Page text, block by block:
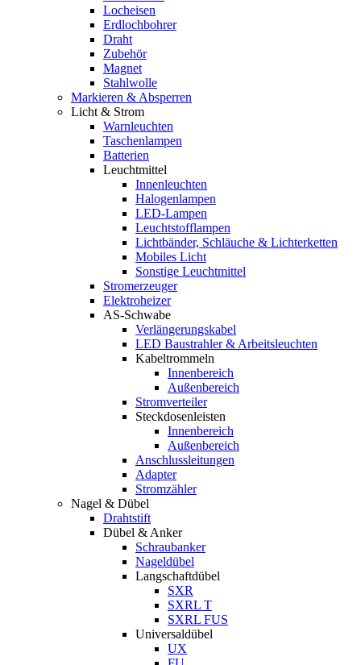
Locheisen
Erdlochbohrer
Draht
Zubehör
Magnet
Stahlwolle
Markieren & Absperren
Licht & Strom
Warnleuchten
Taschenlampen
Batterien
Leuchtmittel
Innenleuchten
Halogenlampen
LED-Lampen
Leuchtstofflampen
Lichtbänder, Schläuche & Lichterketten
Mobiles Licht
Sonstige Leuchtmittel
Stromerzeuger
Elektroheizer
AS-Schwabe
Verlängerungskabel
LED Baustrahler & Arbeitsleuchten
Kabeltrommeln
Innenbereich
Außenbereich
Stromverteiler
Steckdosenleisten
Innenbereich
Außenbereich
Anschlussleitungen
Adapter
Stromzähler
Nagel & Dübel
Drahtstift
Dübel & Anker
Schraubanker
Nageldübel
Langschaftdübel
SXR
SXRL T
SXRL FUS
Universaldübel
UX